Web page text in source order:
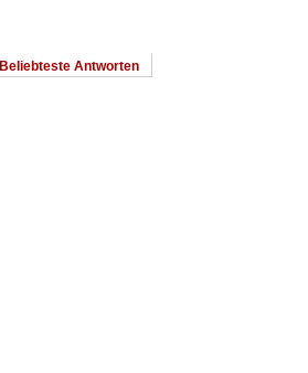
Beliebteste Antworten